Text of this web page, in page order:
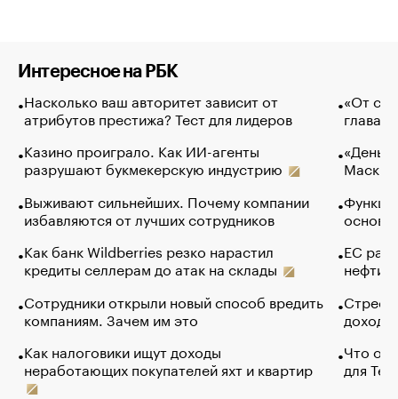
Интересное на РБК
Насколько ваш авторитет зависит от
атрибутов престижа? Тест для лидеров
Казино проиграло. Как ИИ-агенты
разрушают букмекерскую индустрию
Выживают сильнейших. Почему компании
избавляются от лучших сотрудников
Как банк Wildberries резко нарастил
кредиты селлерам до атак на склады
Сотрудники открыли новый способ вредить
компаниям. Зачем им это
Как налоговики ищут доходы
неработающих покупателей яхт и квартир
«От
глава
Маск в
основ
ЕС
нефти
Что
для